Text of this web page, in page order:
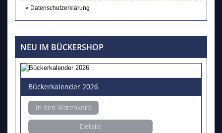
Datenschutzerklärung
NEU IM BÜCKERSHOP
Bückerkalender 2026
In den Warenkorb
Details